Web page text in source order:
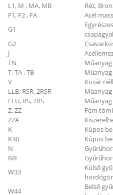
L1, M , MA, MB
Réz,
F1, F2 , FA
Acél
G1
G2
J
TN
T, TA , TB
V
Kosár
LLB, RSR, 2RSR
LLU, RS, 2RS
Z, ZZ
Fém
ZZA
K
Kúpos
K30
Kúpos
N
NR
W33
Külső
W44
Belső